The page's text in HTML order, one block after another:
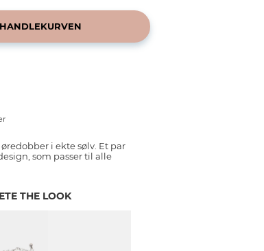
i ekte sølv. Et par
som passer til alle
THE LOOK